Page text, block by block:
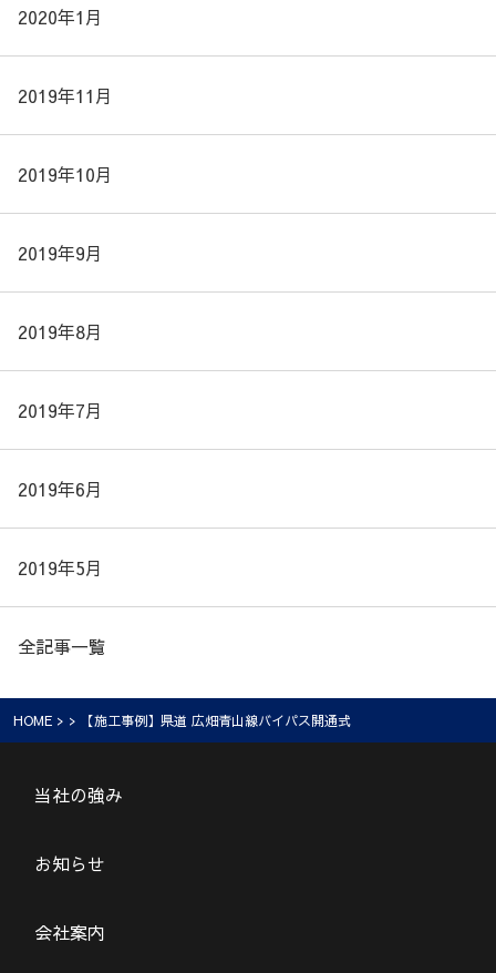
2020年1月
2019年11月
2019年10月
2019年9月
2019年8月
2019年7月
2019年6月
2019年5月
全記事一覧
HOME > > 【施工事例】県道 広畑青山線バイパス開通式
当社の強み
お知らせ
会社案内